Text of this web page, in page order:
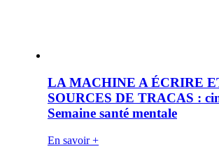
LA MACHINE A ÉCRIRE
SOURCES DE TRACAS :
Semaine santé mentale
En savoir +